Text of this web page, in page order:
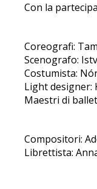
Con la
Coreografi:
Scenografo:
Costumista:
Light designer:
Maestri di
Compositori:
Librettista: